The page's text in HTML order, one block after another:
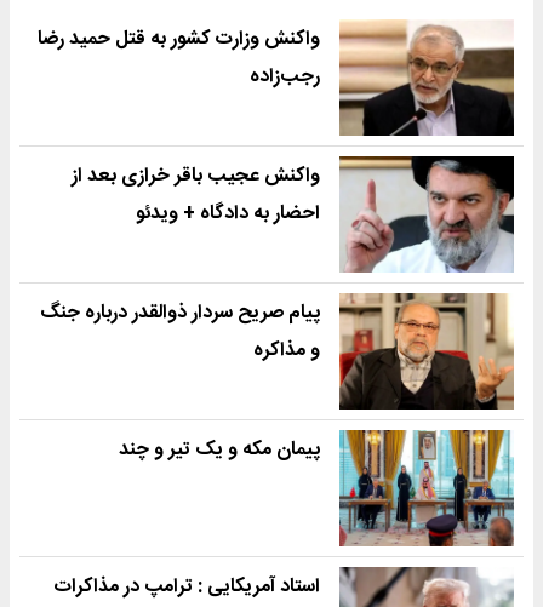
واکنش وزارت کشور به قتل حمید رضا
رجب‌زاده
واکنش عجیب باقر خرازی بعد از
احضار به دادگاه + ویدئو
پیام صریح سردار ذوالقدر درباره جنگ
و مذاکره
پیمان مکه و یک تیر و چند
استاد آمریکایی : ترامپ در مذاکرات